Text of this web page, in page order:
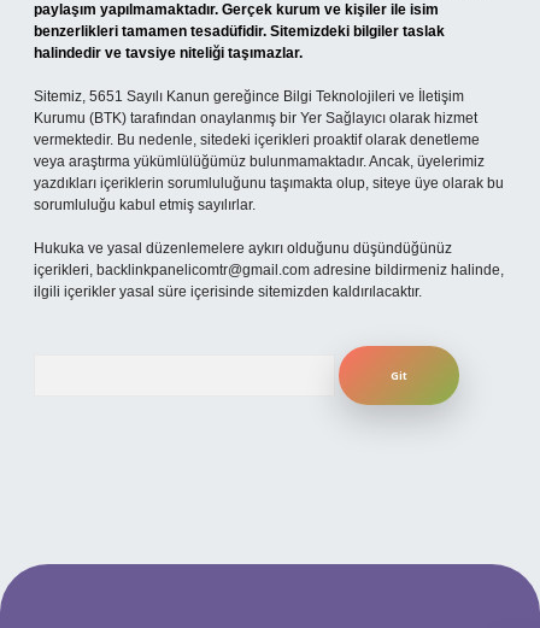
paylaşım yapılmamaktadır. Gerçek kurum ve kişiler ile isim
benzerlikleri tamamen tesadüfidir. Sitemizdeki bilgiler taslak
halindedir ve tavsiye niteliği taşımazlar.
Sitemiz, 5651 Sayılı Kanun gereğince Bilgi Teknolojileri ve İletişim
Kurumu (BTK) tarafından onaylanmış bir Yer Sağlayıcı olarak hizmet
vermektedir. Bu nedenle, sitedeki içerikleri proaktif olarak denetleme
veya araştırma yükümlülüğümüz bulunmamaktadır. Ancak, üyelerimiz
yazdıkları içeriklerin sorumluluğunu taşımakta olup, siteye üye olarak bu
sorumluluğu kabul etmiş sayılırlar.
Hukuka ve yasal düzenlemelere aykırı olduğunu düşündüğünüz
içerikleri, backlinkpanelicomtr@gmail.com adresine bildirmeniz halinde,
ilgili içerikler yasal süre içerisinde sitemizden kaldırılacaktır.